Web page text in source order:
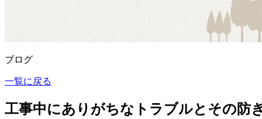
ブログ
一覧に戻る
工事中にありがちなトラブルとその防